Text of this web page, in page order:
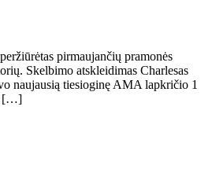
pirmaujančių pramonės
Skelbimo atskleidimas Charlesas
naujausią tiesioginę AMA lapkričio 1
[…]